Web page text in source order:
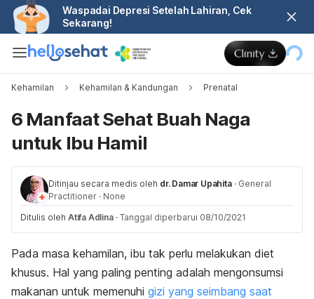
Waspadai Depresi Setelah Lahiran, Cek
Sekarang!
Kehamilan Kehamilan & Kandungan Prenatal
6 Manfaat Sehat Buah Naga
untuk Ibu Hamil
Ditinjau secara medis oleh dr. Damar Upahita · General
Practitioner · None
Ditulis oleh Atifa Adlina · Tanggal diperbarui 08/10/2021
Pada masa kehamilan, ibu tak perlu melakukan diet
khusus. Hal yang paling penting adalah mengonsumsi
makanan untuk memenuhi gizi yang seimbang saat